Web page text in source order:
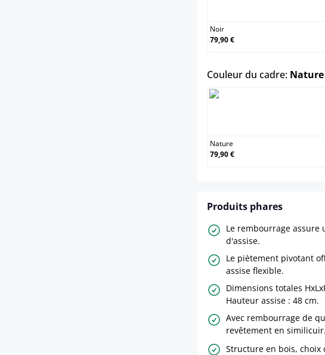
Noir
79,90 €
Couleur du cadre: Nature
Nature
79,90 €
Produits phares
Le rembourrage assure
d'assise.
Le piètement pivotant
assise flexible.
Dimensions totales
Hauteur assise : 48 cm.
Avec rembourrage de
revêtement en similicuir.
Structure en bois, choix